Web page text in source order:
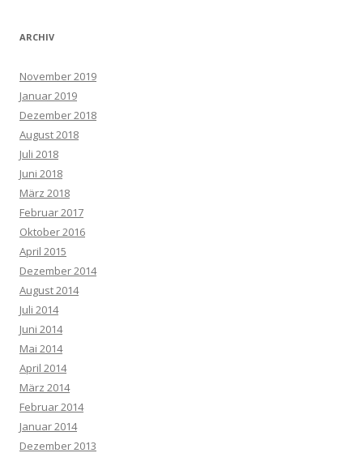
ARCHIV
November 2019
Januar 2019
Dezember 2018
August 2018
Juli 2018
Juni 2018
März 2018
Februar 2017
Oktober 2016
April 2015
Dezember 2014
August 2014
Juli 2014
Juni 2014
Mai 2014
April 2014
März 2014
Februar 2014
Januar 2014
Dezember 2013